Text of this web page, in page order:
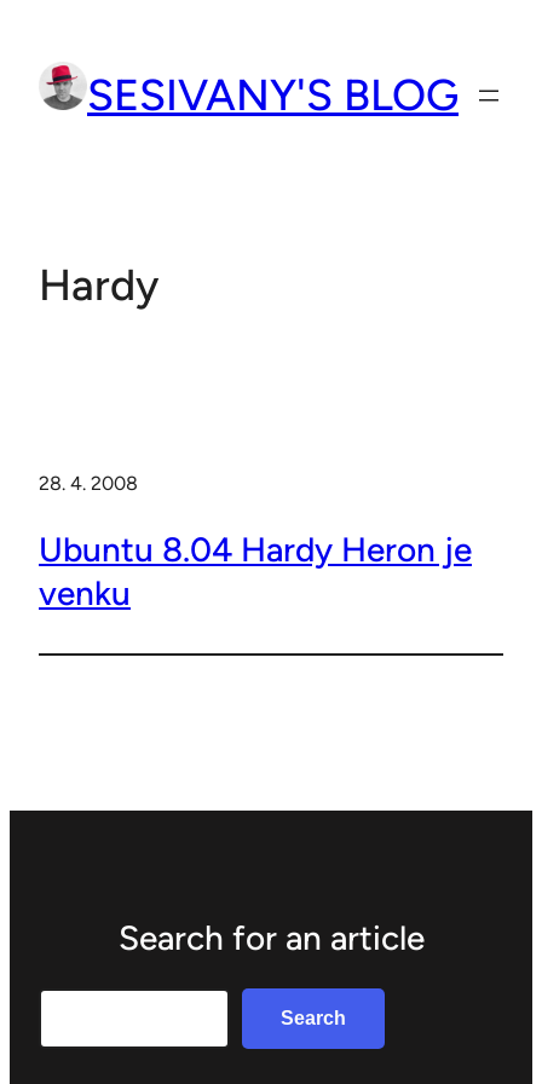
obsah
SESIVANY'S BLOG
Hardy
28. 4. 2008
Ubuntu 8.04 Hardy Heron je
venku
Search for an article
Search